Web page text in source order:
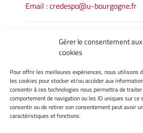
Gérer le consentement aux
cookies
Pour offrir les meilleures expériences, nous utilisons
les cookies pour stocker et/ou accéder aux
consentir à ces technologies nous permettra de
comportement de navigation ou les ID uniques sur ce
consentir ou de retirer son consentement peut avoir
caractéristiques et fonctions.
Email :credespo@u-bourgogne.fr
INFORMATIONS LÉGALES
Mentions légales
Politique de cookies
Déclaration de confidentialité
Avertissement